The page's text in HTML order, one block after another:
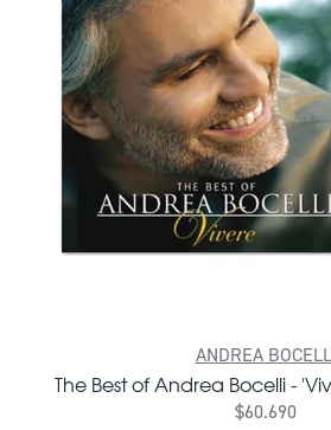
ANDREA
The Best of Andrea Bocelli -
$60.690